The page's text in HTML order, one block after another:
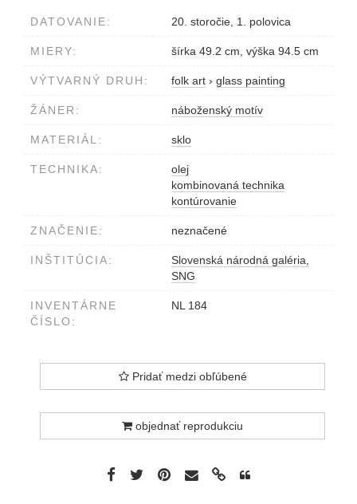
DATOVANIE: 20. storočie, 1. polovica
MIERY: šírka 49.2 cm, výška 94.5 cm
VÝTVARNÝ DRUH: folk art › glass painting
ŽÁNER: náboženský motív
MATERIÁL: sklo
TECHNIKA:
olej
kombinovaná technika
kontúrovanie
ZNAČENIE: neznačené
INŠTITÚCIA:
Slovenská národná galéria,
SNG
INVENTÁRNE
ČÍSLO:
NL 184
Pridať medzi obľúbené
objednať reprodukciu